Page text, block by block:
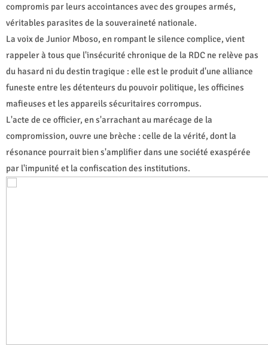
compromis par leurs accointances avec des groupes armés,
véritables parasites de la souveraineté nationale.
La voix de Junior Mboso, en rompant le silence complice, vient
rappeler à tous que l'insécurité chronique de la RDC ne relève pas
du hasard ni du destin tragique : elle est le produit d'une alliance
funeste entre les détenteurs du pouvoir politique, les officines
mafieuses et les appareils sécuritaires corrompus.
L'acte de ce officier, en s'arrachant au marécage de la
compromission, ouvre une brèche : celle de la vérité, dont la
résonance pourrait bien s'amplifier dans une société exaspérée
par l'impunité et la confiscation des institutions.